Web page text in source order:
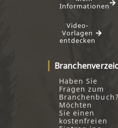
Informationen
Video-
Vorlagen
entdecken
Haben Sie
Fragen zum
Möchten
Sie einen
kostenfreien